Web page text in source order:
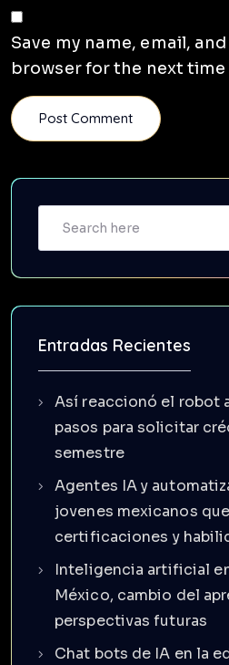
Save my name, email,
browser for the next
Entradas Recientes
Así reaccionó el robot
pasos para solicitar
semestre
Agentes IA y
jovenes mexicanos
certificaciones y
Inteligencia artificial
México, cambio del
perspectivas futuras
Chat bots de IA en la